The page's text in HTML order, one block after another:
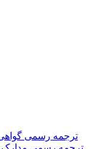
ترجمه رسمی